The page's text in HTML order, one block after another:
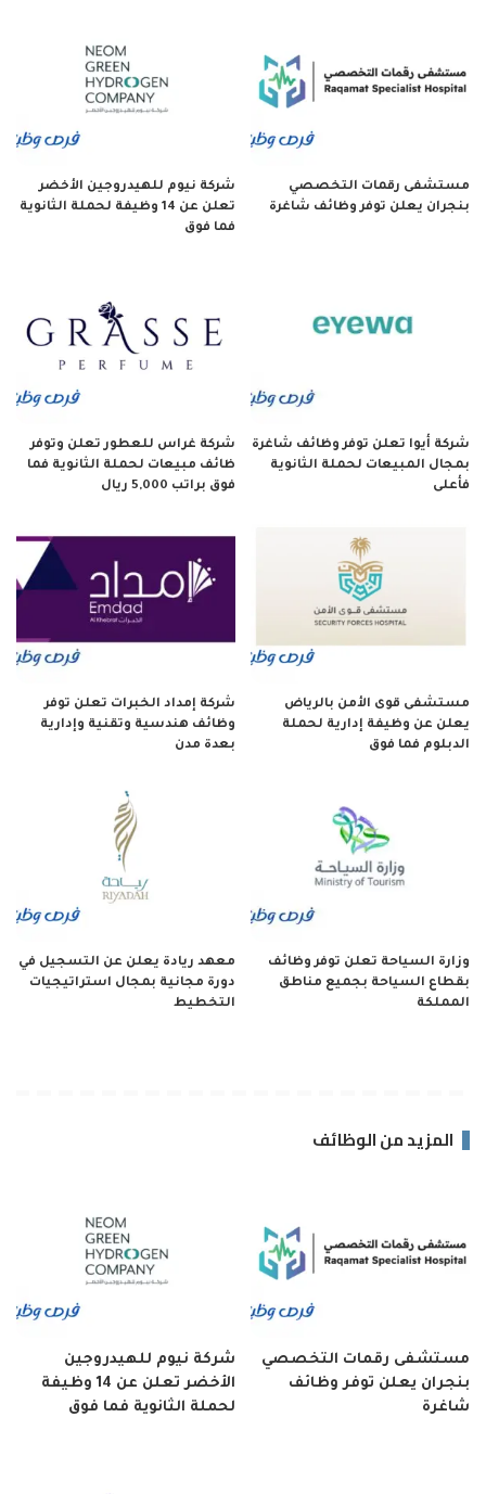
مستشفى رقمات التخصصي
بنجران يعلن توفر وظائف شاغرة
شركة نيوم للهيدروجين الأخضر
تعلن عن 14 وظيفة لحملة الثانوية
فما فوق
شركة أيوا تعلن توفر وظائف شاغرة
بمجال المبيعات لحملة الثانوية
فأعلى
شركة غراس للعطور تعلن وتوفر
ظائف مبيعات لحملة الثانوية فما
فوق براتب 5,000 ريال
مستشفى قوى الأمن بالرياض
يعلن عن وظيفة إدارية لحملة
الدبلوم فما فوق
شركة إمداد الخبرات تعلن توفر
وظائف هندسية وتقنية وإدارية
بعدة مدن
وزارة السياحة تعلن توفر وظائف
بقطاع السياحة بجميع مناطق
المملكة
معهد ريادة يعلن عن التسجيل في
دورة مجانية بمجال استراتيجيات
التخطيط
المزيد من الوظائف
مستشفى رقمات التخصصي
بنجران يعلن توفر وظائف
شاغرة
شركة نيوم للهيدروجين
الأخضر تعلن عن 14 وظيفة
لحملة الثانوية فما فوق